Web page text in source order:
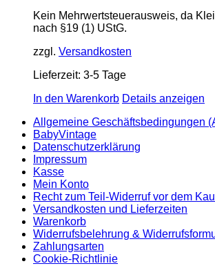
Kein Mehrwertsteuerausweis, da
nach §19 (1) UStG.
zzgl. Versandkosten
Lieferzeit: 3-5 Tage
In den Warenkorb Details anzeigen
Allgemeine Geschäftsbedingungen
BabyVintage
Datenschutzerklärung
Impressum
Kasse
Mein Konto
Recht zum Teil-Widerruf vor dem
Versandkosten und Lieferzeiten
Warenkorb
Widerrufsbelehrung &
Zahlungsarten
Cookie-Richtlinie